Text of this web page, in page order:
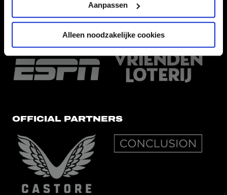
Aanpassen
Alleen noodzakelijke cookies
EREDIVISIEPARTNERS
OFFICIAL PARTNERS